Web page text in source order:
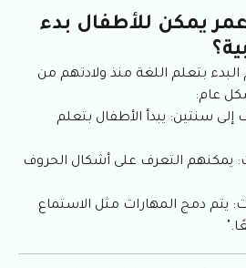
يمكن للأطفال بدء
بتعلم اللغة منذ ولادتهم من
عام:
سنتين: يبدأ الأطفال بتعلم
يمكنهم التعرف على أشكال الحروف
دمج المهارات مثل الاستماع